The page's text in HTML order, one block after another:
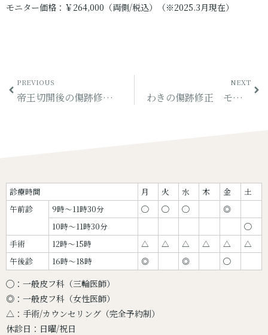
モニター価格：￥264,000（両側/税込）（※2025.3月現在）
PREVIOUS
帝王切開後の傷跡修正 モニター（その5）
NEXT
わきの傷跡修正 モニター（その6）
診療時間 月 火 水 木 金
土
午前診
9時〜11時30分 ◯ ◯ ◯
◎
10時〜11時30分
◯
手術
12時〜15時 △ △ △ △ △
△
午後診
16時〜18時 ◎ ◎ ◯
◯：一般皮フ科（三輪医師）
◎：一般皮フ科（女性医師）
△：手術/カウンセリング（完全予約制）
休診日：日曜/祝日